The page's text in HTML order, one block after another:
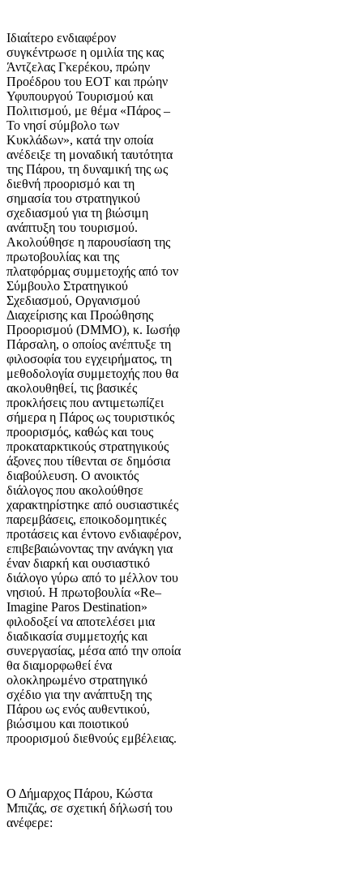
Ιδιαίτερο ενδιαφέρον
συγκέντρωσε η ομιλία της κας
Άντζελας Γκερέκου, πρώην
Προέδρου του ΕΟΤ και πρώην
Υφυπουργού Τουρισμού και
Πολιτισμού, με θέμα «Πάρος –
Το νησί σύμβολο των
Κυκλάδων», κατά την οποία
ανέδειξε τη μοναδική ταυτότητα
της Πάρου, τη δυναμική της ως
διεθνή προορισμό και τη
σημασία του στρατηγικού
σχεδιασμού για τη βιώσιμη
ανάπτυξη του τουρισμού.
Ακολούθησε η παρουσίαση της
πρωτοβουλίας και της
πλατφόρμας συμμετοχής από τον
Σύμβουλο Στρατηγικού
Σχεδιασμού, Οργανισμού
Διαχείρισης και Προώθησης
Προορισμού (DMMO), κ. Ιωσήφ
Πάρσαλη, ο οποίος ανέπτυξε τη
φιλοσοφία του εγχειρήματος, τη
μεθοδολογία συμμετοχής που θα
ακολουθηθεί, τις βασικές
προκλήσεις που αντιμετωπίζει
σήμερα η Πάρος ως τουριστικός
προορισμός, καθώς και τους
προκαταρκτικούς στρατηγικούς
άξονες που τίθενται σε δημόσια
διαβούλευση. Ο ανοικτός
διάλογος που ακολούθησε
χαρακτηρίστηκε από ουσιαστικές
παρεμβάσεις, εποικοδομητικές
προτάσεις και έντονο ενδιαφέρον,
επιβεβαιώνοντας την ανάγκη για
έναν διαρκή και ουσιαστικό
διάλογο γύρω από το μέλλον του
νησιού. Η πρωτοβουλία «Re–
Imagine Paros Destination»
φιλοδοξεί να αποτελέσει μια
διαδικασία συμμετοχής και
συνεργασίας, μέσα από την οποία
θα διαμορφωθεί ένα
ολοκληρωμένο στρατηγικό
σχέδιο για την ανάπτυξη της
Πάρου ως ενός αυθεντικού,
βιώσιμου και ποιοτικού
προορισμού διεθνούς εμβέλειας.
Ο Δήμαρχος Πάρου, Κώστα
Μπιζάς, σε σχετική δήλωσή του
ανέφερε: